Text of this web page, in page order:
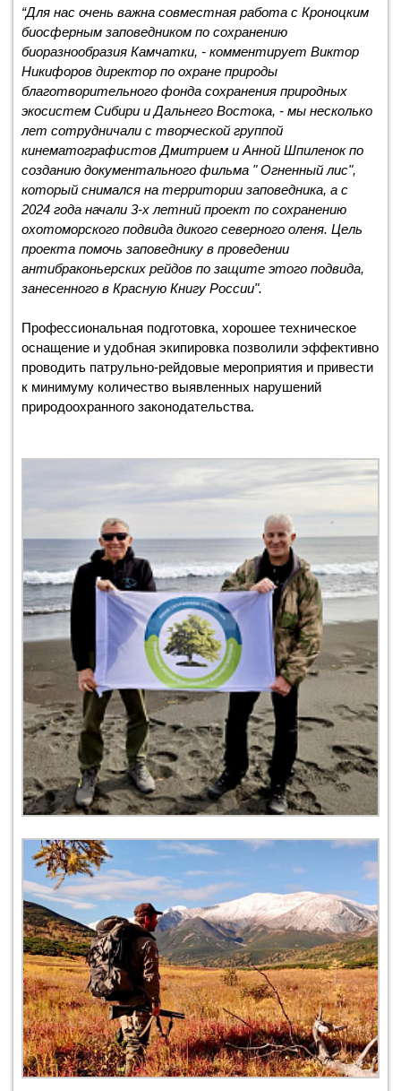
“Для нас очень важна совместная работа с Кроноцким
биосферным заповедником по сохранению
биоразнообразия Камчатки, - комментирует Виктор
Никифоров директор по охране природы
благотворительного фонда сохранения природных
экосистем Сибири и Дальнего Востока, - мы несколько
лет сотрудничали с творческой группой
кинематографистов Дмитрием и Анной Шпиленок по
созданию документального фильма " Огненный лис",
который снимался на территории заповедника, а с
2024 года начали 3-х летний проект по сохранению
охотоморского подвида дикого северного оленя. Цель
проекта помочь заповеднику в проведении
антибраконьерских рейдов по защите этого подвида,
занесенного в Красную Книгу России".
Профессиональная подготовка, хорошее техническое
оснащение и удобная экипировка позволили эффективно
проводить патрульно-рейдовые мероприятия и привести
к минимуму количество выявленных нарушений
природоохранного законодательства.